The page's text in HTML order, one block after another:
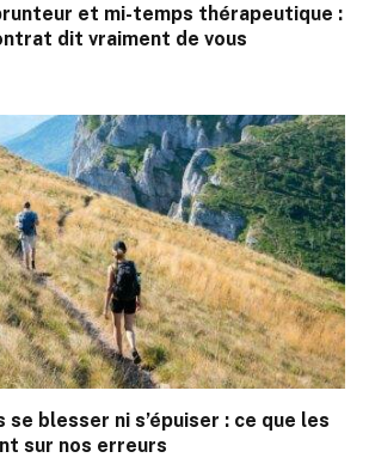
et mi-temps thérapeutique :
dit vraiment de vous
se blesser ni s’épuiser : ce que les
sur nos erreurs